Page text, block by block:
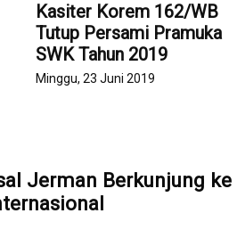
Kasiter Korem 162/WB
Tutup Persami Pramuka
SWK Tahun 2019
Minggu, 23 Juni 2019
Jerman Berkunjung